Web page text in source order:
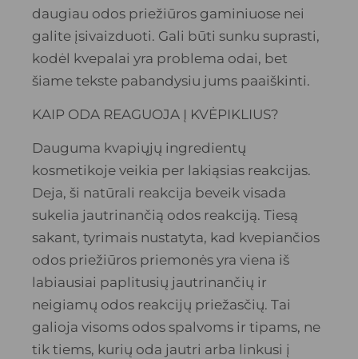
daugiau odos priežiūros gaminiuose nei
galite įsivaizduoti. Gali būti sunku suprasti,
kodėl kvepalai yra problema odai, bet
šiame tekste pabandysiu jums paaiškinti.
KAIP ODA REAGUOJA Į KVĖPIKLIUS?
Dauguma kvapiųjų ingredientų
kosmetikoje veikia per lakiąsias reakcijas.
Deja, ši natūrali reakcija beveik visada
sukelia jautrinančią odos reakciją. Tiesą
sakant, tyrimais nustatyta, kad kvepiančios
odos priežiūros priemonės yra viena iš
labiausiai paplitusių jautrinančių ir
neigiamų odos reakcijų priežasčių. Tai
galioja visoms odos spalvoms ir tipams, ne
tik tiems, kurių oda jautri arba linkusi į